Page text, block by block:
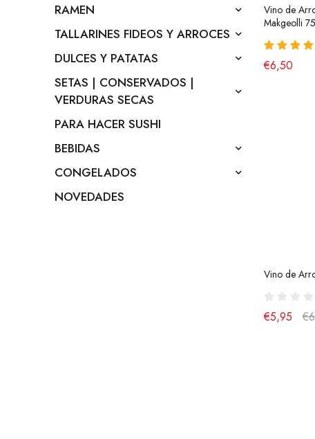
RAMEN
TALLARINES FIDEOS Y ARROCES
DULCES Y PATATAS
SETAS | CONSERVADOS |
VERDURAS SECAS
PARA HACER SUSHI
BEBIDAS
CONGELADOS
NOVEDADES
Vino de
Makgeolli
€6,50
Vino de
€5,95